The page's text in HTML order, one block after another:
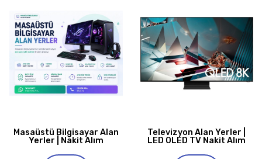
Masaüstü Bilgisayar Alan
Yerler | Nakit Alım
Televizyon Alan Yerler |
LED OLED TV Nakit Alım